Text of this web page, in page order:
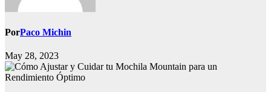
PorPaco Michin
May 28, 2023